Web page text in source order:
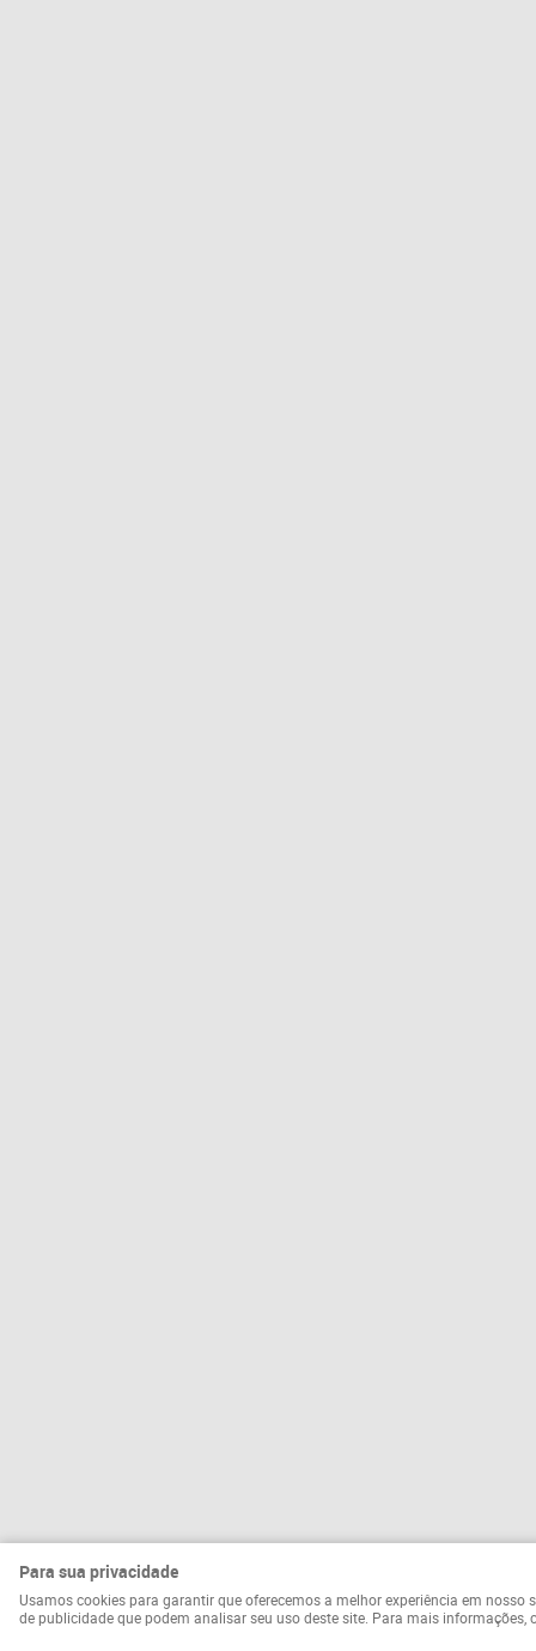
Para sua privacidade
Usamos cookies para garantir que oferecemos a melhor experiência em nosso
de publicidade que podem analisar seu uso deste site. Para mais informações,